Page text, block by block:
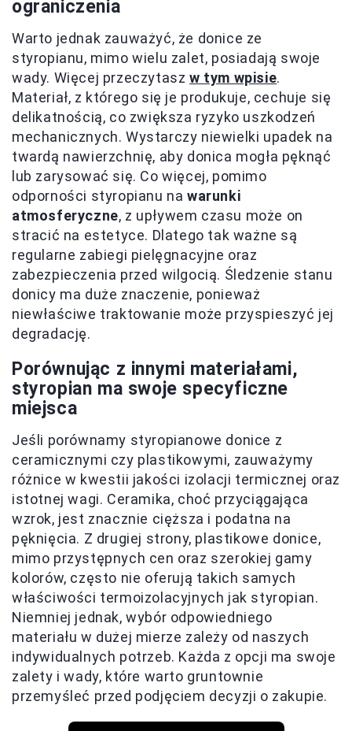
ograniczenia
Warto jednak zauważyć, że donice ze
styropianu, mimo wielu zalet, posiadają swoje
wady. Więcej przeczytaszw tym wpisie.
Materiał, z którego się je produkuje, cechuje się
delikatnością, co zwiększa ryzyko uszkodzeń
mechanicznych. Wystarczy niewielki upadek na
twardą nawierzchnię, aby donica mogła pęknąć
lub zarysować się. Co więcej, pomimo
odporności styropianu nawarunki
atmosferyczne, z upływem czasu może on
stracić na estetyce. Dlatego tak ważne są
regularne zabiegi pielęgnacyjne oraz
zabezpieczenia przed wilgocią. Śledzenie stanu
donicy ma duże znaczenie, ponieważ
niewłaściwe traktowanie może przyspieszyć jej
degradację.
Porównując z innymi materiałami,
styropian ma swoje specyficzne
miejsca
Jeśli porównamy styropianowe donice z
ceramicznymi czy plastikowymi, zauważymy
różnice w kwestii jakości izolacji termicznej oraz
istotnej wagi. Ceramika, choć przyciągająca
wzrok, jest znacznie cięższa i podatna na
pęknięcia. Z drugiej strony, plastikowe donice,
mimo przystępnych cen oraz szerokiej gamy
kolorów, często nie oferują takich samych
właściwości termoizolacyjnych jak styropian.
Niemniej jednak, wybór odpowiedniego
materiału w dużej mierze zależy od naszych
indywidualnych potrzeb. Każda z opcji ma swoje
zalety i wady, które warto gruntownie
przemyśleć przed podjęciem decyzji o zakupie.